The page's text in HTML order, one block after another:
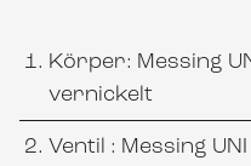
Körper: Messing
vernickelt
Ventil : Messing